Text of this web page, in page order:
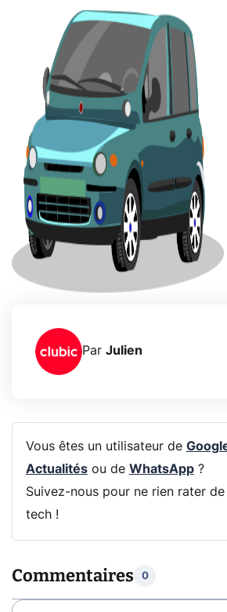
Par Julien
Vous êtes un utilisateur de
Actualitésou de WhatsApp?
Suivez-nous pour ne rien rater
tech !
Commentaires 0